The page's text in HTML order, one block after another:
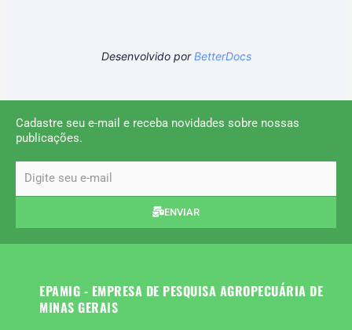
Desenvolvido porBetterDocs
Cadastre seu e-mail e receba novidades sobre nossas
publicações.
ENVIAR
EPAMIG - EMPRESA DE PESQUISA AGROPECUÁRIA DE
MINAS GERAIS